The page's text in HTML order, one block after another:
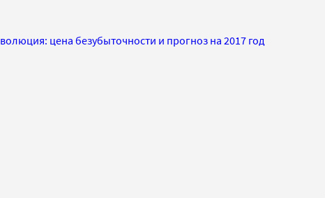
цена безубыточности и прогноз на 2017 год